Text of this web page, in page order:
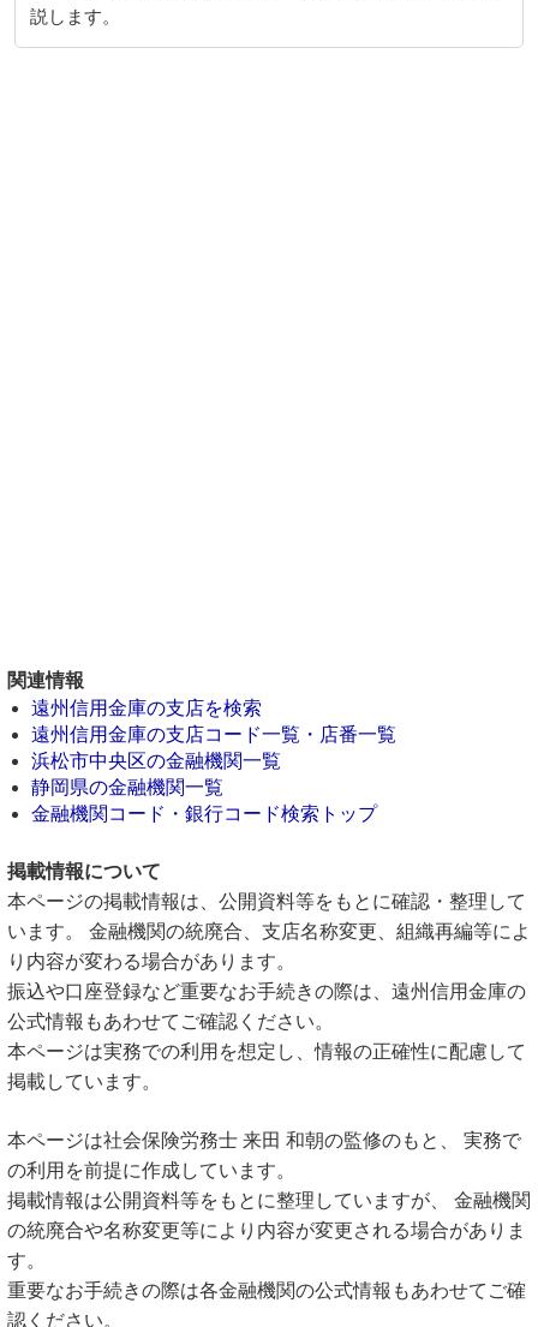
説します。
関連情報
遠州信用金庫の支店を検索
遠州信用金庫の支店コード一覧・店番一覧
浜松市中央区の金融機関一覧
静岡県の金融機関一覧
金融機関コード・銀行コード検索トップ
掲載情報について
本ページの掲載情報は、公開資料等をもとに確認・整理して
います。 金融機関の統廃合、支店名称変更、組織再編等によ
り内容が変わる場合があります。
振込や口座登録など重要なお手続きの際は、遠州信用金庫の
公式情報もあわせてご確認ください。
本ページは実務での利用を想定し、情報の正確性に配慮して
掲載しています。
本ページは社会保険労務士 来田 和朝の監修のもと、 実務で
の利用を前提に作成しています。
掲載情報は公開資料等をもとに整理していますが、 金融機関
の統廃合や名称変更等により内容が変更される場合がありま
す。
重要なお手続きの際は各金融機関の公式情報もあわせてご確
認ください。